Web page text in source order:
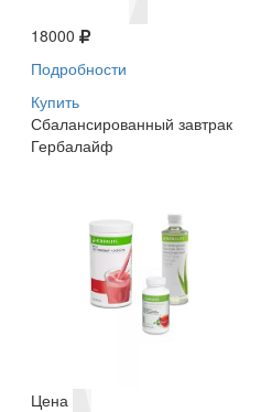
18000
Подробности
Купить
Сбалансированный завтрак
Гербалайф
Цена